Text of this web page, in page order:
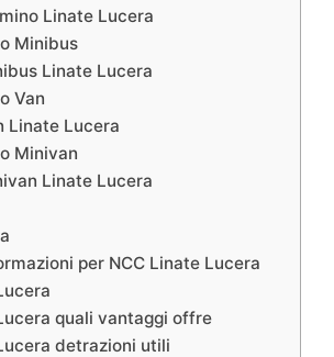
Linate Lucera
Minibus
Linate Lucera
Van
Linate Lucera
Minivan
Linate Lucera
per NCC Linate Lucera
quali vantaggi offre
detrazioni utili